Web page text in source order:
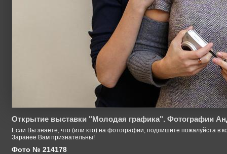
Открытие выставки "Молодая графика". Фотографии
Если Вы знаете, что (или кто) на фотографии, подпишите пожалуйста в
Заранее Вам признательны!
Фото № 214178